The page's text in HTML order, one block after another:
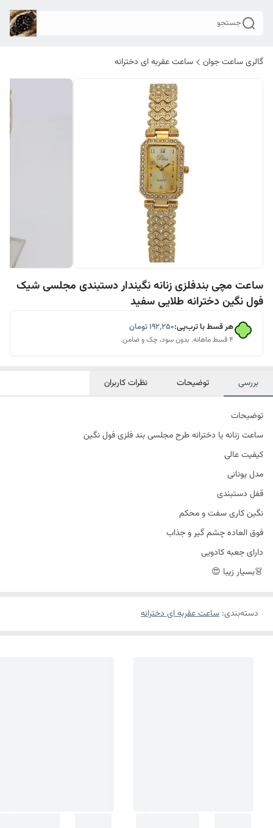
جستجو
گالری ساعت جوان ساعت عقربه ای دخترانه
ساعت مچی بندفلزی زنانه نگیندار دستبندی مجلسی شیک
فول نگین دخترانه طلایی سفید
هر قسط با ترب‌پی:۱۹۲٬۲۵۰تومان
۴ قسط ماهانه. بدون سود، چک و ضامن.
بررسی توضیحات نظرات کاربران
توضیحات
ساعت زنانه یا دخترانه طرح مجلسی بند فلزی فول نگین
کیفیت عالی
مدل یونانی
قفل دستبندی
نگین کاری سفت و محکم
فوق العاده چشم گیر و جذاب
دارای جعبه کادویی
👗بسیار زیبا 😍
دسته‌بندی: ساعت عقربه ای دخترانه